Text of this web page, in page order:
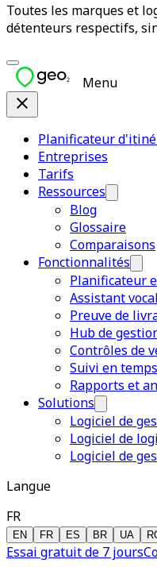
Toutes les marques et
détenteurs respectifs,
Menu
Planificateur
Entreprises
Tarifs
Ressources
Blog
Glossaire
Comparaisons
Fonctionnalités
Planificateur
Assistant
Preuve de
Hub de
Contrôles de
Suivi en
Rapports et
Solutions
Logiciel de
Logiciel de
Logiciel de
Langue
FR
EN FR ES BR UA
Essai gratuit de 7 jours